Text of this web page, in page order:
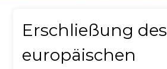
Erschließung des
europäischen